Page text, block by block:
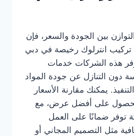
بين الجودة والسعر، فإن
تركيب انترلوك رخيصة في دبي
هذه الشركات خدمات
دون التنازل عن جودة المواد
يمكنك مقارنة الأسعار
على أفضل عرض، مع
توفر ضمانًا على العمل
مثل التصميم المجاني أو